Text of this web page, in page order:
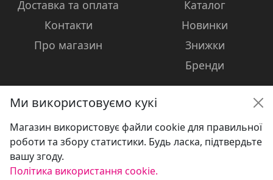
Доставка та оплата
Контакти
Про магазин
Каталог
Новинки
Знижки
Бренди
КОНТАКТИ
Ми використовуємо кукі
Магазин використовує файли cookie для правильної
роботи та збору статистики. Будь ласка, підтвердьте
вашу згоду.
Політика використання cookie.